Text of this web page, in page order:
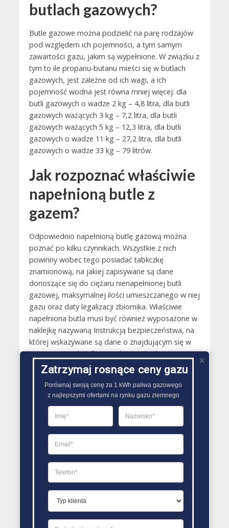
butlach gazowych?
Butle gazowe można podzielić na parę rodzajów
pod względem ich pojemności, a tym samym
zawartości gazu, jakim są wypełnione. W związku z
tym to ile propanu-butanu mieści się w butlach
gazowych, jest zależne od ich wagi, a ich
pojemność wodna jest równa mniej więcej: dla
butli gazowych o wadze 2 kg – 4,8 litra, dla butli
gazowych ważących 3 kg – 7,2 litra, dla butli
gazowych ważących 5 kg – 12,3 litra, dla butli
gazowych o wadze 11 kg – 27,2 litra, dla butli
gazowych o wadze 33 kg – 79 litrów.
Jak rozpoznać właściwie
napełnioną butle z
gazem?
Odpowiednio napełnioną butlę gazową można
poznać po kilku czynnikach. Wszystkie z nich
powinny wobec tego posiadać tabliczkę
znamionową, na jakiej zapisywane są dane
donoszące się do ciężaru nienapełnionej butli
gazowej, maksymalnej ilości umieszczanego w niej
gazu oraz daty legalizacji zbiornika. Właściwie
napełniona butla musi być również wyposażone w
naklejkę nazywaną Instrukcją bezpieczeństwa, na
której wskazywane są dane o znajdującym się w
niej gazie, a także firmie odpowiedzialnej za
tankowanie butli gazowej. Oprócz tego wszystkie
kupowane butle koniecznie powinny posiadać
specjalną zaślepkę zlokalizowaną na zaworze,
która zabezpiecza przed ulatnianiem się gazu oraz
folię termokurczliwą, która jest pewnym rodzajem
plomby gwarantującej, że butla jest napełniona..
PORÓWNYWARKA OFERT GAZU
Zatrzymaj rosnące ceny gazu
Porównaj swoją cenę za 1 kWh paliwa gazowego
z najlepszymi ofertami na rynku gazu ziemnego